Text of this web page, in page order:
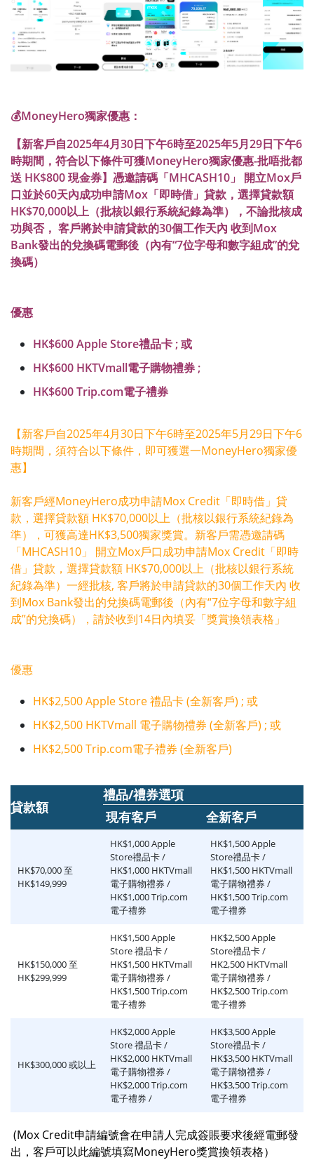
💰MoneyHero獨家優惠：
【新客戶自2025年4月30日下午6時至2025年5月29日下午6
時期間，符合以下條件可獲MoneyHero獨家優惠-批唔批都
送 HK$800 現金券】憑邀請碼「MHCASH10」 開立Mox戶
口並於60天內成功申請Mox「即時借」貸款，選擇貸款額
HK$70,000以上（批核以銀行系統紀錄為準），不論批核成
功與否， 客戶將於申請貸款的30個工作天內 收到Mox
Bank發出的兌換碼電郵後（內有“7位字母和數字組成”的兌
換碼）
優惠
HK$600 Apple Store禮品卡 ; 或
HK$600 HKTVmall電子購物禮券 ;
HK$600 Trip.com電子禮券
【新客戶自2025年4月30日下午6時至2025年5月29日下午6
時期間，須符合以下條件，即可獲選一MoneyHero獨家優
惠】
新客戶經MoneyHero成功申請Mox Credit「即時借」貸
款，選擇貸款額 HK$70,000以上（批核以銀行系統紀錄為
準），可獲高達HK$3,500獨家獎賞。新客戶需憑邀請碼
「MHCASH10」 開立Mox戶口成功申請Mox Credit「即時
借」貸款，選擇貸款額 HK$70,000以上（批核以銀行系統
紀錄為準）一經批核, 客戶將於申請貸款的30個工作天內 收
到Mox Bank發出的兌換碼電郵後（內有“7位字母和數字組
成”的兌換碼），請於收到14日內填妥「獎賞換領表格」
優惠
HK$2,500 Apple Store 禮品卡 (全新客戶) ; 或
HK$2,500 HKTVmall 電子購物禮券 (全新客戶) ; 或
HK$2,500 Trip.com電子禮券 (全新客戶)
貸款額
禮品/禮券選項
現有客戶
全新客戶
HK$70,000 至
HK$149,999
HK$1,000 Apple
Store禮品卡 /
HK$1,000 HKTVmall
電子購物禮券 /
HK$1,000 Trip.com
電子禮券
HK$1,500 Apple
Store禮品卡 /
HK$1,500 HKTVmall
電子購物禮券 /
HK$1,500 Trip.com
電子禮券
HK$150,000 至
HK$299,999
HK$1,500 Apple
Store 禮品卡 /
HK$1,500 HKTVmall
電子購物禮券 /
HK$1,500 Trip.com
電子禮券
HK$2,500 Apple
Store禮品卡 /
HK2,500 HKTVmall
電子購物禮券 /
HK$2,500 Trip.com
電子禮券
HK$300,000 或以上
HK$2,000 Apple
Store 禮品卡 /
HK$2,000 HKTVmall
電子購物禮券 /
HK$2,000 Trip.com
電子禮券 /
HK$3,500 Apple
Store禮品卡 /
HK$3,500 HKTVmall
電子購物禮券 /
HK$3,500 Trip.com
電子禮券
(Mox Credit申請編號會在申請人完成簽賬要求後經電郵發
出，客戶可以此編號填寫MoneyHero獎賞換領表格）